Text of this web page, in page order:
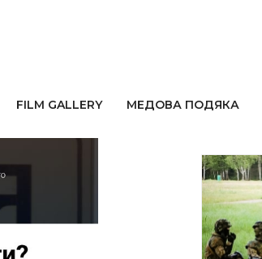
FILM GALLERY МЕДОВА ПОДЯКА